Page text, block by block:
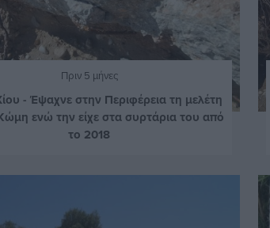
Πριν 5 μήνες
- Έψαχνε στην Περιφέρεια τη μελέτη
ενώ την είχε στα συρτάρια του από
το 2018